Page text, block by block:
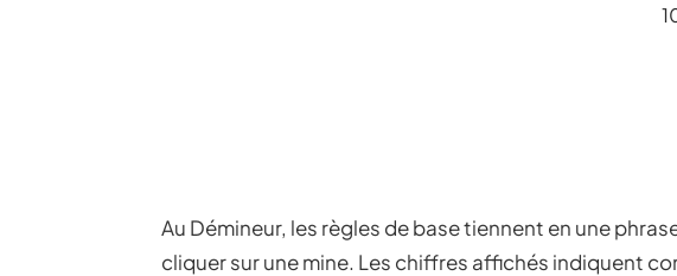
Au Démineur, les règles de base tiennent en une
cliquer sur une mine. Les chiffres affichés indiquent